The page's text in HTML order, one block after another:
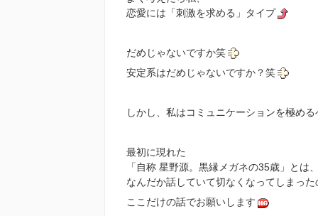
恋愛には「刺激を求める」タイプ
だめじゃないですか笑
安定系はだめじゃないですか？笑
しかし、私はコミュニケーションを極め
最初に現れた
「自称 星野源。黒縁メガネの35歳」とは
なんだか話していて切なくなってしまった
ここだけの話でお願いします